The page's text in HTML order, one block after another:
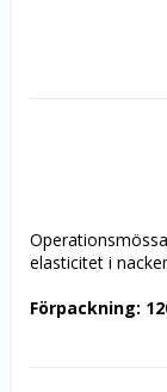
elasticitet i
Förpackning: